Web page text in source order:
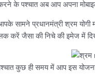
के पश्चात अब आप अपना
सामने प्रधानमंत्री श्रम योगी
करें जैसा की निचे की इमेज में
कुछ ही समय में आप इस